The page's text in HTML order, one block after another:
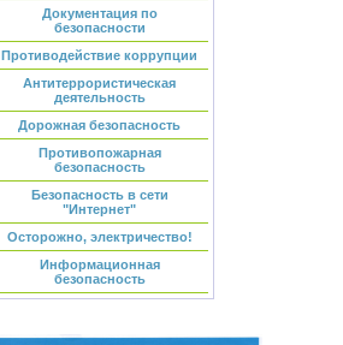
Документация по
безопасности
Противодействие коррупции
Антитеррористическая
деятельность
Дорожная безопасность
Противопожарная
безопасность
Безопасность в сети
"Интернет"
Осторожно, электричество!
Информационная
безопасность